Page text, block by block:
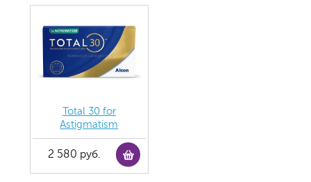
Total 30 for
Astigmatism
2 580 руб.